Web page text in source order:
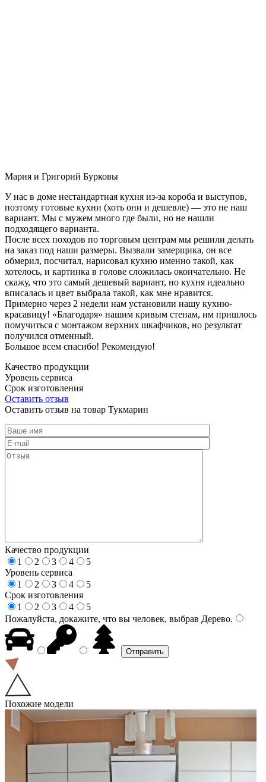
Мария и Григорий Бурковы
У нас в доме нестандартная кухня из-за короба и выступов,
поэтому готовые кухни (хоть они и дешевле) — это не наш
вариант. Мы с мужем много где были, но не нашли
подходящего варианта.
После всех походов по торговым центрам мы решили делать
на заказ под наши размеры. Вызвали замерщика, он все
обмерил, посчитал, нарисовал кухню именно такой, как
хотелось, и картинка в голове сложилась окончательно. Не
скажу, что это самый дешевый вариант, но кухня идеально
вписалась и цвет выбрала такой, как мне нравится.
Примерно через 2 недели нам установили нашу кухню-
красавицу! «Благодаря» нашим кривым стенам, им пришлось
помучиться с монтажом верхних шкафчиков, но результат
получился отменный.
Большое всем спасибо! Рекомендую!
Качество продукции
Уровень сервиса
Срок изготовления
Оставить отзыв
Оставить отзыв на товар Тукмарин
Качество продукции
1
2 3 4
5
Уровень сервиса
1
2 3 4
5
Срок изготовления
1
2 3 4
5
Пожалуйста, докажите, что вы человек, выбрав Дерево.
Похожие модели